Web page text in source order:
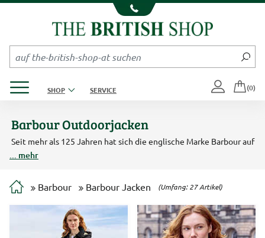
Kompletten Head der Seite überspringen
SHOP SERVICE (0)
Barbour Outdoorjacken
Seit mehr als 125 Jahren hat sich die englische Marke Barbour auf
klassisch britische Outdoormode spezialisiert. Natürlich sind die
typisch englischen Wachsjacken und Steppjacken der
langlebig, so muss eine echte Barbour Jacke sein. Überzeugen Sie
sich selbst von der Qualität der Barbour Wachs- und Steppjacken.
... mehr
Barbour Barbour Jacken (Umfang: 27 Artikel)